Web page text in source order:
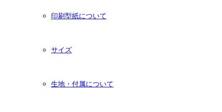
印刷型紙について
サイズ
生地・付属について